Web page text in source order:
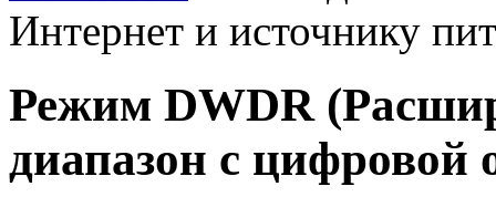
Интернет и источнику
Режим DWDR
диапазон с цифровой